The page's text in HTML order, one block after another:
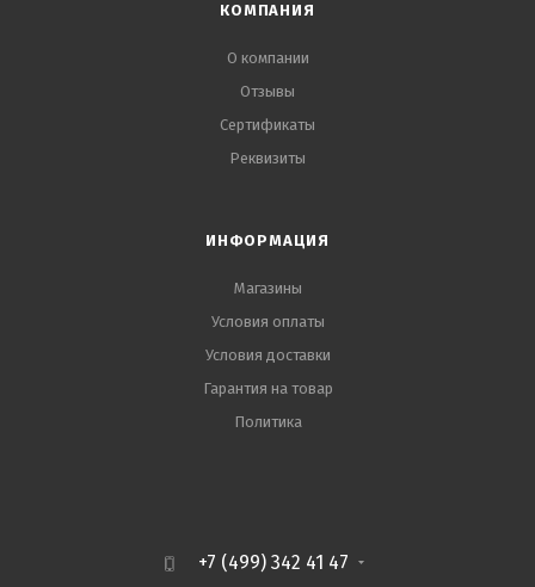
КОМПАНИЯ
О компании
Отзывы
Сертификаты
Реквизиты
ИНФОРМАЦИЯ
Магазины
Условия оплаты
Условия доставки
Гарантия на товар
Политика
+7 (499) 342 41 47